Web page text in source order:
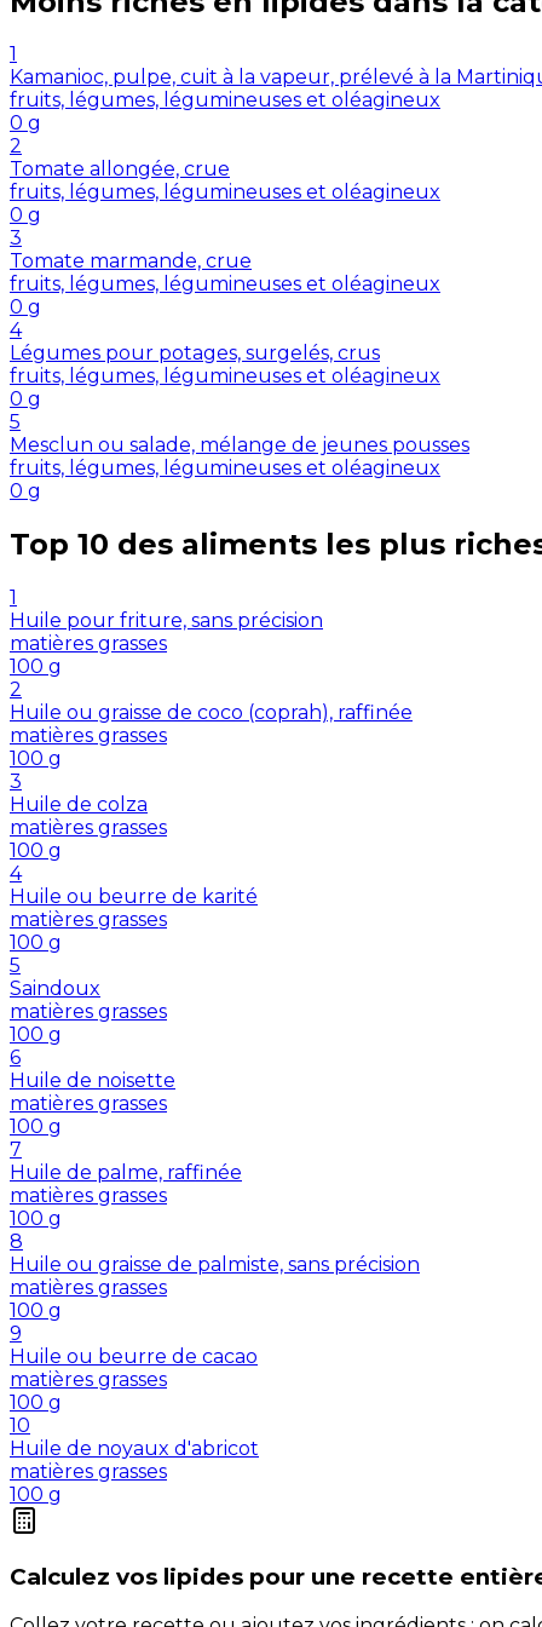
1
Kamanioc, pulpe, cuit à la vapeur, prélevé à la
fruits, légumes, légumineuses et oléagineux
0 g
2
Tomate allongée, crue
fruits, légumes, légumineuses et oléagineux
0 g
3
Tomate marmande, crue
fruits, légumes, légumineuses et oléagineux
0 g
4
Légumes pour potages, surgelés, crus
fruits, légumes, légumineuses et oléagineux
0 g
5
Mesclun ou salade, mélange de jeunes pousses
fruits, légumes, légumineuses et oléagineux
0 g
Top 10 des aliments les plus
1
Huile pour friture, sans précision
matières grasses
100 g
2
Huile ou graisse de coco (coprah), raffinée
matières grasses
100 g
3
Huile de colza
matières grasses
100 g
4
Huile ou beurre de karité
matières grasses
100 g
5
Saindoux
matières grasses
100 g
6
Huile de noisette
matières grasses
100 g
7
Huile de palme, raffinée
matières grasses
100 g
8
Huile ou graisse de palmiste, sans précision
matières grasses
100 g
9
Huile ou beurre de cacao
matières grasses
100 g
10
Huile de noyaux d'abricot
matières grasses
100 g
Calculez vos lipides pour une recette